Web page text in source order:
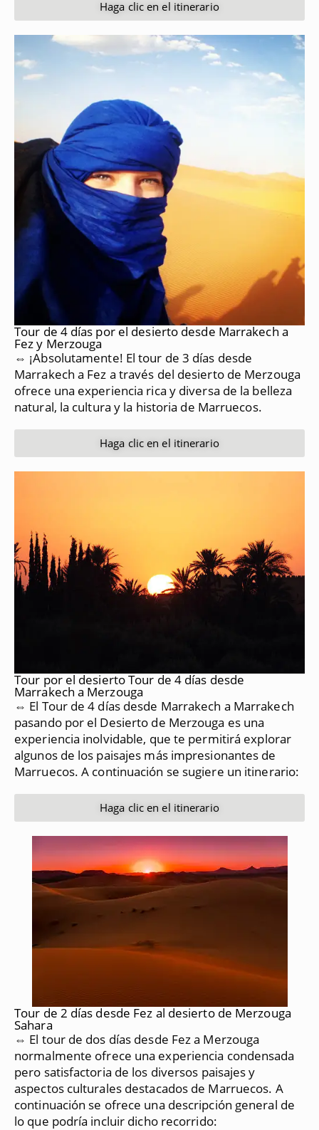
Haga clic en el itinerario
Tour de 4 días por el desierto desde Marrakech a
Fez y Merzouga
⇔ ¡Absolutamente! El tour de 3 días desde
Marrakech a Fez a través del desierto de Merzouga
ofrece una experiencia rica y diversa de la belleza
natural, la cultura y la historia de Marruecos.
Haga clic en el itinerario
Tour por el desierto Tour de 4 días desde
Marrakech a Merzouga
⇔ El Tour de 4 días desde Marrakech a Marrakech
pasando por el Desierto de Merzouga es una
experiencia inolvidable, que te permitirá explorar
algunos de los paisajes más impresionantes de
Marruecos. A continuación se sugiere un itinerario:
Haga clic en el itinerario
Tour de 2 días desde Fez al desierto de Merzouga
Sahara
⇔ El tour de dos días desde Fez a Merzouga
normalmente ofrece una experiencia condensada
pero satisfactoria de los diversos paisajes y
aspectos culturales destacados de Marruecos. A
continuación se ofrece una descripción general de
lo que podría incluir dicho recorrido: